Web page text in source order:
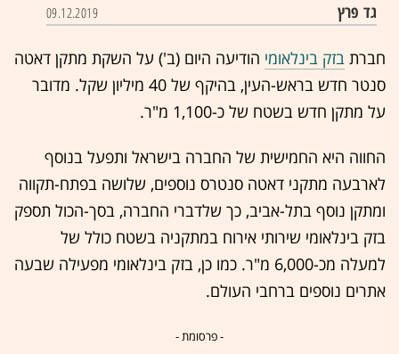
גד פרץ 09.12.2019
חברת בזק בינלאומי הודיעה היום (ב') על השקת מתקן דאטה
סנטר חדש בראש-העין, בהיקף של 40 מיליון שקל. מדובר
על מתקן חדש בשטח של כ-1,100 מ"ר.
החווה היא החמישית של החברה בישראל ותפעל בנוסף
לארבעה מתקני דאטה סנטרס נוספים, שלושה בפתח-תקווה
ומתקן נוסף בתל-אביב, כך שלדברי החברה, בסך-הכול תספק
בזק בינלאומי שירותי אירוח במתקניה בשטח כולל של
למעלה מכ-6,000 מ"ר. כמו כן, בזק בינלאומי מפעילה שבעה
אתרים נוספים ברחבי העולם.
- פרסומת -